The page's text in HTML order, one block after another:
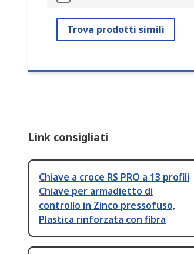
Trova prodotti simili
Link consigliati
Chiave a croce RS PRO a 13 profili
Chiave per armadietto di
controllo in Zinco pressofuso,
Plastica rinforzata con fibra